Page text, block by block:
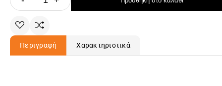
Περιγραφή Χαρακτηριστικά